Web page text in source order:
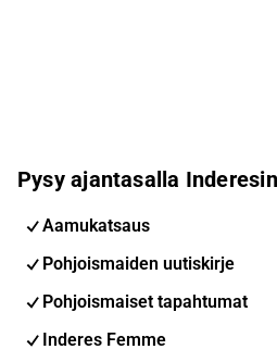
Pysy ajantasalla
Aamukatsaus
Pohjoismaiden uutiskirje
Pohjoismaiset tapahtumat
Inderes Femme